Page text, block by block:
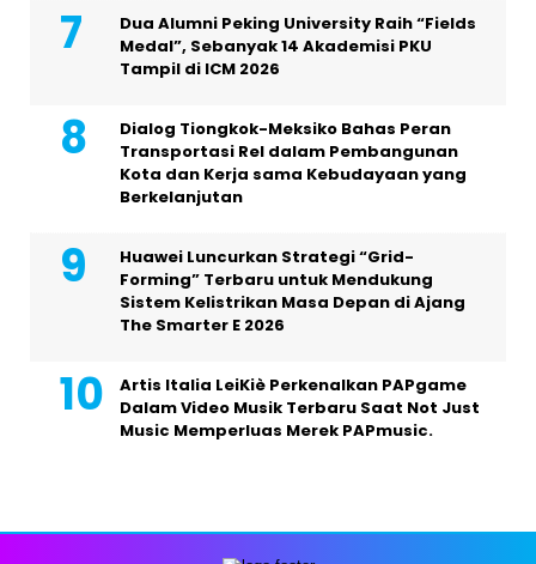
Dua Alumni Peking University Raih “Fields
Medal”, Sebanyak 14 Akademisi PKU
Tampil di ICM 2026
Dialog Tiongkok-Meksiko Bahas Peran
Transportasi Rel dalam Pembangunan
Kota dan Kerja sama Kebudayaan yang
Berkelanjutan
Huawei Luncurkan Strategi “Grid-
Forming” Terbaru untuk Mendukung
Sistem Kelistrikan Masa Depan di Ajang
The Smarter E 2026
Artis Italia LeiKiè Perkenalkan PAPgame
Dalam Video Musik Terbaru Saat Not Just
Music Memperluas Merek PAPmusic.